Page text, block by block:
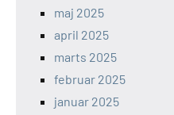
maj 2025
april 2025
marts 2025
februar 2025
januar 2025